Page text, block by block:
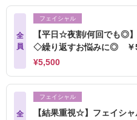
全
員
フェイシャル
【平日☆夜割/何回でも◎
◇繰り返すお悩みに◎ ￥
¥5,500
全
フェイシャル
【結果重視☆】フェイシ